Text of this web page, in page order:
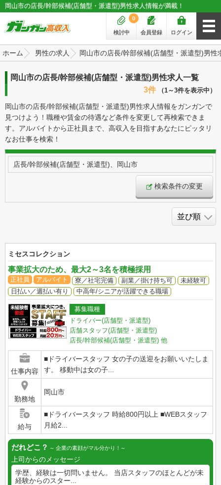
岡山市の店長/幹部候補(店舗型・派遣型)男性求人情報が満載！
ログイン
会員登録
検討中
0
ホーム 男性の求人 岡山市の店長/幹部候補(店舗型・派遣型)男性
岡山市の店長/幹部候補(店舗型・派遣型)男性求人一覧
3件
（1～3件を表示中）
岡山市の店長/幹部候補(店舗型・派遣型)男性求人情報をガンガンで
見つけよう！職種や賃金の待遇など条件を変更して再検索できま
す。アルバイトから正社員まで、高収入を目指すあなたにピッタリ
なお仕事を検索！
店長/幹部候補(店舗型・派遣型)、岡山市
検索条件の変更
ミセスコレクション
事業拡大のため、最大2～3名を積極採用
正社員 アルバイト 寮／社宅完備 副業／掛け持ち可
未経験可
日払い／週払い有り
中高年/シニアが活躍できる職場
募集職種
ドライバー(店舗型・派遣型)
店舗スタッフ(店舗型・派遣型)
店長/幹部候補(店舗型・派遣型) 他
仕事内容
■ドライバースタッフ 女の子の送迎をお願いいたしま
す。 移動中は女の子...
勤務地
岡山市
給与
■ドライバースタッフ 時給800円以上 ■WEBスタッフ
月給2...
だれどこ？ 企業の素顔がマル分かり！
上司からのメッセージ
学歴、経験は一切問いません。 当店スタッフのほとんどが未
経験からのスター...